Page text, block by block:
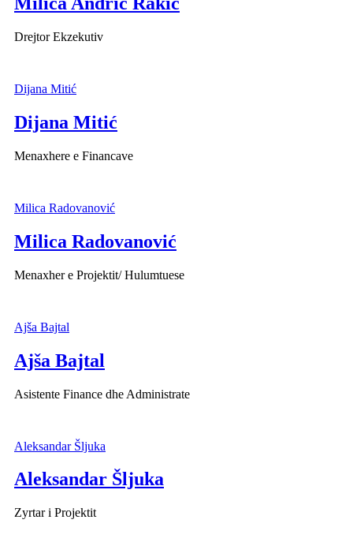
Drejtor Ekzekutiv
Dijana Mitić
Dijana Mitić
Menaxhere e Financave
Milica Radovanović
Milica Radovanović
Menaxher e Projektit/ Hulumtuese
Ajša Bajtal
Ajša Bajtal
Asistente Finance dhe Administrate
Aleksandar Šljuka
Aleksandar Šljuka
Zyrtar i Projektit